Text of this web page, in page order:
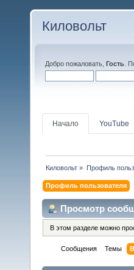
Киловольт
Добро пожаловать, Гость .
Начало YouTube
Киловольт » Профиль
Профиль пользователя
Просмотр
В этом разделе можно
Сообщения Темы